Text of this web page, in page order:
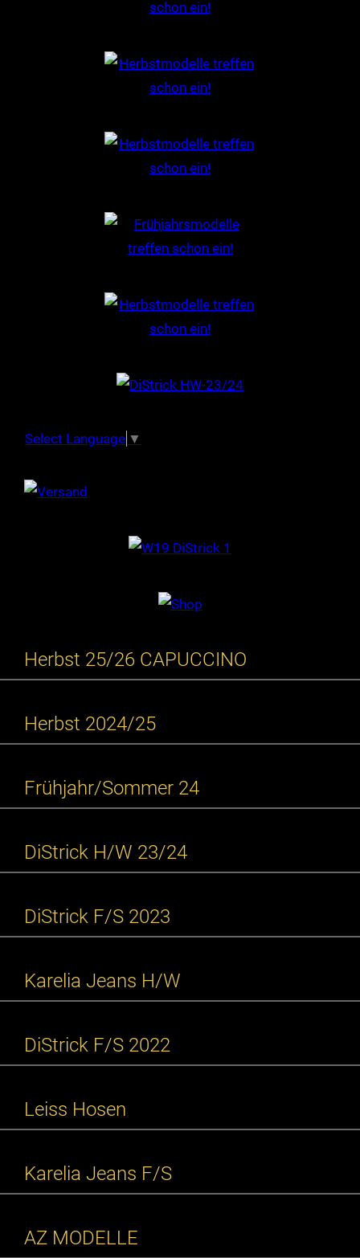
Select Language ▼
Herbst 25/26 CAPUCCINO
Herbst 2024/25
Frühjahr/Sommer 24
DiStrick H/W 23/24
DiStrick F/S 2023
Karelia Jeans H/W
DiStrick F/S 2022
Leiss Hosen
Karelia Jeans F/S
AZ MODELLE